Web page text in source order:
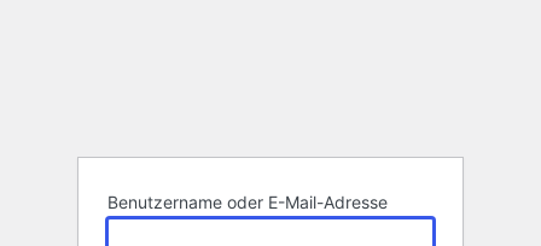
Benutzername oder E-Mail-Adresse